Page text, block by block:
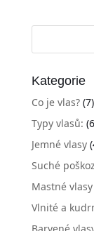
Kategorie
Co je vlas?(7)
Typy vlasů:
Jemné vlasy
Suché
Mastné vlasy
Vlnité a